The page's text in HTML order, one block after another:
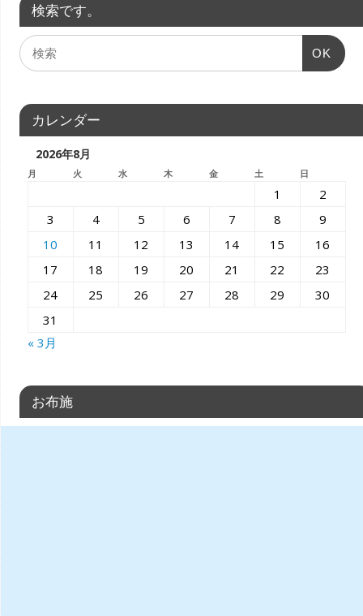
検索です。
OK
カレンダー
2026年8月
月 火 水 木 金 土 日
1
2
3
4 5 6 7 8
9
10
11 12 13 14 15
16
17
18 19 20 21 22
23
24
25 26 27 28 29
30
31
« 3月
お布施